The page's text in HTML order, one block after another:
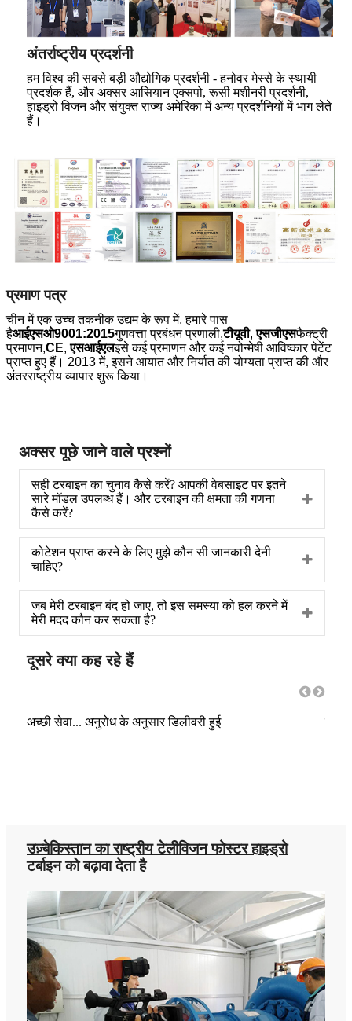
अंतर्राष्ट्रीय प्रदर्शनी
हम विश्व की सबसे बड़ी औद्योगिक प्रदर्शनी - हनोवर मेस्से के स्थायी
प्रदर्शक हैं, और अक्सर आसियान एक्सपो, रूसी मशीनरी प्रदर्शनी,
हाइड्रो विजन और संयुक्त राज्य अमेरिका में अन्य प्रदर्शनियों में भाग लेते
हैं।
प्रमाण पत्र
चीन में एक उच्च तकनीक उद्यम के रूप में, हमारे पास
हैआईएसओ9001:2015गुणवत्ता प्रबंधन प्रणाली,टीयूवी,एसजीएसफैक्ट्री
प्रमाणन,CE,एसआईएलइसे कई प्रमाणन और कई नवोन्मेषी आविष्कार पेटेंट
प्राप्त हुए हैं। 2013 में, इसने आयात और निर्यात की योग्यता प्राप्त की और
अंतरराष्ट्रीय व्यापार शुरू किया।
अक्सर पूछे जाने वाले प्रश्नों
सही टरबाइन का चुनाव कैसे करें? आपकी वेबसाइट पर इतने
सारे मॉडल उपलब्ध हैं। और टरबाइन की क्षमता की गणना
कैसे करें?
कोटेशन प्राप्त करने के लिए मुझे कौन सी जानकारी देनी
चाहिए?
जब मेरी टरबाइन बंद हो जाए, तो इस समस्या को हल करने में
मेरी मदद कौन कर सकता है?
दूसरे क्या कह रहे हैं
शानदार उत्पाद और बेहतरीन सेवा!!! मैं इसकी अनुशंसा करता हूँ!
उज़्बेकिस्तान का राष्ट्रीय टेलीविजन फोस्टर हाइड्रो
टर्बाइन को बढ़ावा देता है